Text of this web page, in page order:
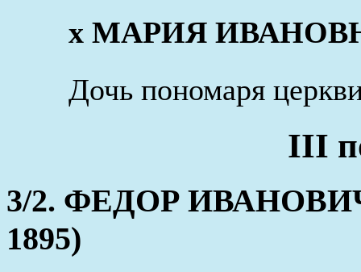
x МАРИЯ ИВАНОВНА
Дочь пономаря
III
3/2. ФЕДОР ИВАНОВИЧ
1895)